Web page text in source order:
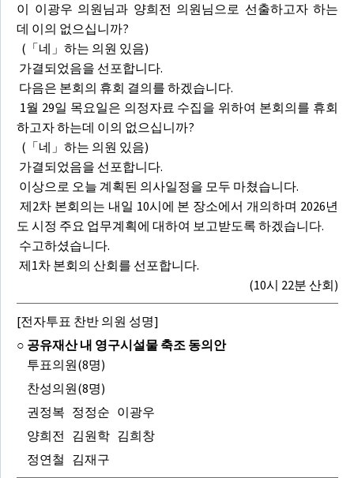
이 이광우 의원님과 양희전 의원님으로 선출하고자 하는
데 이의 없으십니까?
(「네」하는 의원 있음)
가결되었음을 선포합니다.
다음은 본회의 휴회 결의를 하겠습니다.
1월 29일 목요일은 의정자료 수집을 위하여 본회의를 휴회
하고자 하는데 이의 없으십니까?
(「네」하는 의원 있음)
가결되었음을 선포합니다.
이상으로 오늘 계획된 의사일정을 모두 마쳤습니다.
제2차 본회의는 내일 10시에 본 장소에서 개의하며 2026년
도 시정 주요 업무계획에 대하여 보고받도록 하겠습니다.
수고하셨습니다.
제1차 본회의 산회를 선포합니다.
(10시 22분 산회)
[전자투표 찬반 의원 성명]
○ 공유재산 내 영구시설물 축조 동의안
투표의원(8명)
찬성의원(8명)
권정복 정정순 이광우
양희전 김원학 김희창
정연철 김재구